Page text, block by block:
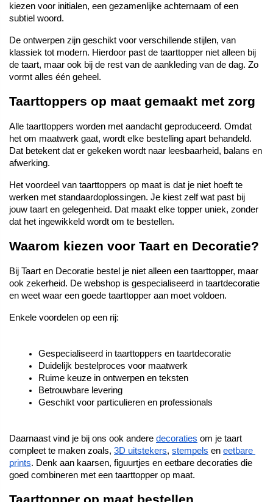
kiezen voor initialen, een gezamenlijke achternaam of een
subtiel woord.
De ontwerpen zijn geschikt voor verschillende stijlen, van
klassiek tot modern. Hierdoor past de taarttopper niet alleen bij
de taart, maar ook bij de rest van de aankleding van de dag. Zo
vormt alles één geheel.
Taarttoppers op maat gemaakt met zorg
Alle taarttoppers worden met aandacht geproduceerd. Omdat
het om maatwerk gaat, wordt elke bestelling apart behandeld.
Dat betekent dat er gekeken wordt naar leesbaarheid, balans en
afwerking.
Het voordeel van taarttoppers op maat is dat je niet hoeft te
werken met standaardoplossingen. Je kiest zelf wat past bij
jouw taart en gelegenheid. Dat maakt elke topper uniek, zonder
dat het ingewikkeld wordt om te bestellen.
Waarom kiezen voor Taart en Decoratie?
Bij Taart en Decoratie bestel je niet alleen een taarttopper, maar
ook zekerheid. De webshop is gespecialiseerd in taartdecoratie
en weet waar een goede taarttopper aan moet voldoen.
Enkele voordelen op een rij:
Gespecialiseerd in taarttoppers en taartdecoratie
Duidelijk bestelproces voor maatwerk
Ruime keuze in ontwerpen en teksten
Betrouwbare levering
Geschikt voor particulieren en professionals
Daarnaast vind je bij ons ook andere decoraties om je taart
compleet te maken zoals, 3D uitstekers, stempels en eetbare
prints. Denk aan kaarsen, figuurtjes en eetbare decoraties die
goed combineren met een taarttopper op maat.